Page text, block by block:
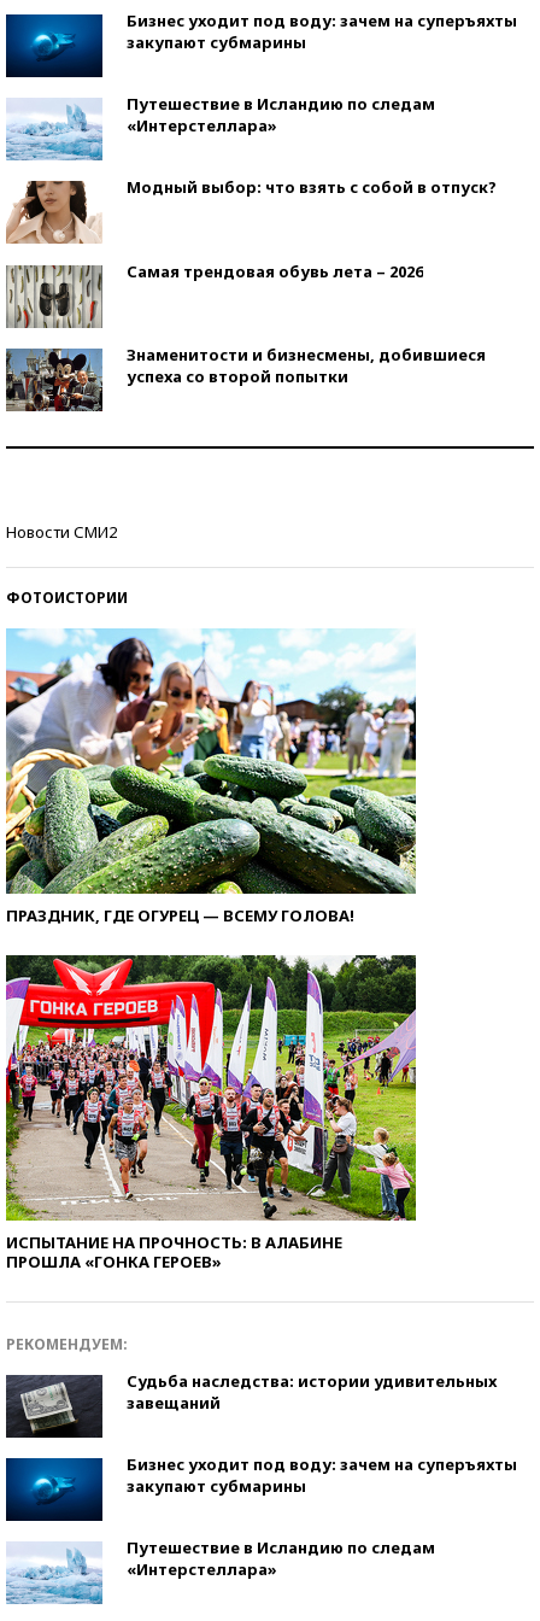
Бизнес уходит под воду: зачем на суперъяхты
закупают субмарины
Путешествие в Исландию по следам
«Интерстеллара»
Модный выбор: что взять с собой в отпуск?
Самая трендовая обувь лета – 2026
Знаменитости и бизнесмены, добившиеся
успеха со второй попытки
Новости СМИ2
ФОТОИСТОРИИ
ПРАЗДНИК, ГДЕ ОГУРЕЦ — ВСЕМУ ГОЛОВА!
ИСПЫТАНИЕ НА ПРОЧНОСТЬ: В АЛАБИНЕ
ПРОШЛА «ГОНКА ГЕРОЕВ»
РЕКОМЕНДУЕМ:
Судьба наследства: истории удивительных
завещаний
Бизнес уходит под воду: зачем на суперъяхты
закупают субмарины
Путешествие в Исландию по следам
«Интерстеллара»